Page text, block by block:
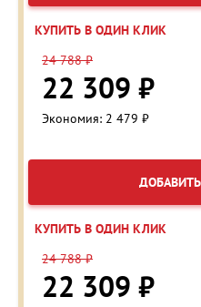
КУПИТЬ В ОДИН КЛИК
24 788 ₽
22 309 ₽
Экономия: 2 479 ₽
КУПИТЬ В ОДИН КЛИК
24 788 ₽
22 309 ₽